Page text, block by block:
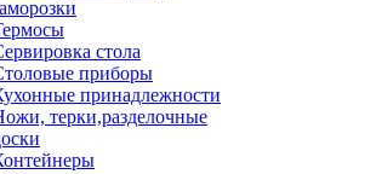
стола
приборы
принадлежности
терки,разделочные